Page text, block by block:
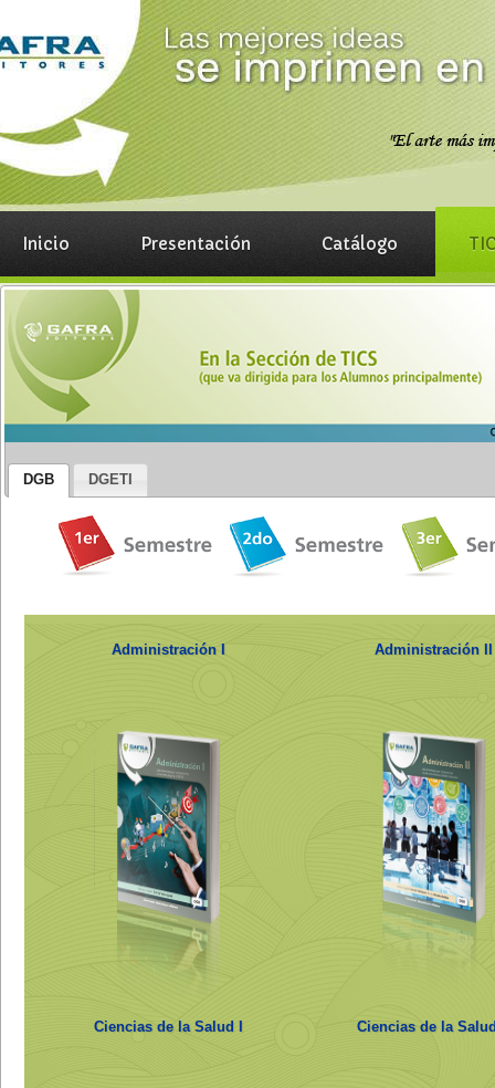
Inicio Presentación Catálogo
DGB DGETI
Administración I Administración II
Ciencias de la Salud I Ciencias de la